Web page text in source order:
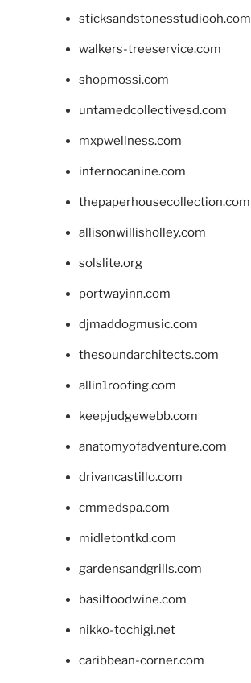
sticksandstonesstudiooh.com
walkers-treeservice.com
shopmossi.com
untamedcollectivesd.com
mxpwellness.com
infernocanine.com
thepaperhousecollection.com
allisonwillisholley.com
solslite.org
portwayinn.com
djmaddogmusic.com
thesoundarchitects.com
allin1roofing.com
keepjudgewebb.com
anatomyofadventure.com
drivancastillo.com
cmmedspa.com
midletontkd.com
gardensandgrills.com
basilfoodwine.com
nikko-tochigi.net
caribbean-corner.com